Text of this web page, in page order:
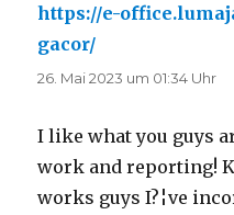
https://e-
gacor/
26. Mai 2023 um 01:34 Uhr
I like what you guys
work and reporting!
works guys I?¦ve